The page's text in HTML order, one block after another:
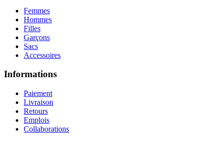
Femmes
Hommes
Filles
Garçons
Sacs
Accessoires
Informations
Paiement
Livraison
Retours
Emplois
Collaborations